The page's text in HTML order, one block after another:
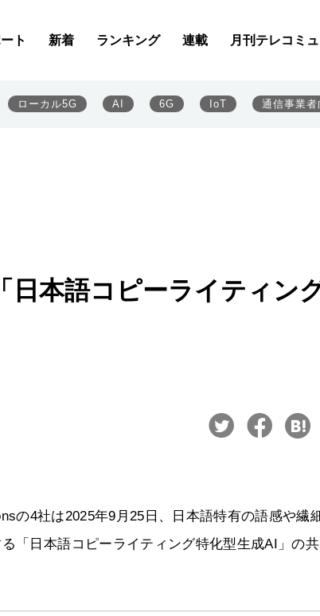
ト 新着 ランキング 連載 月刊テレコミ
ローカル5G AI 6G IoT 通信事業者
日本語コピーライティン
の4社は2025年9月25日、日本語特有の語感や繊
「日本語コピーライティング特化型生成AI」の